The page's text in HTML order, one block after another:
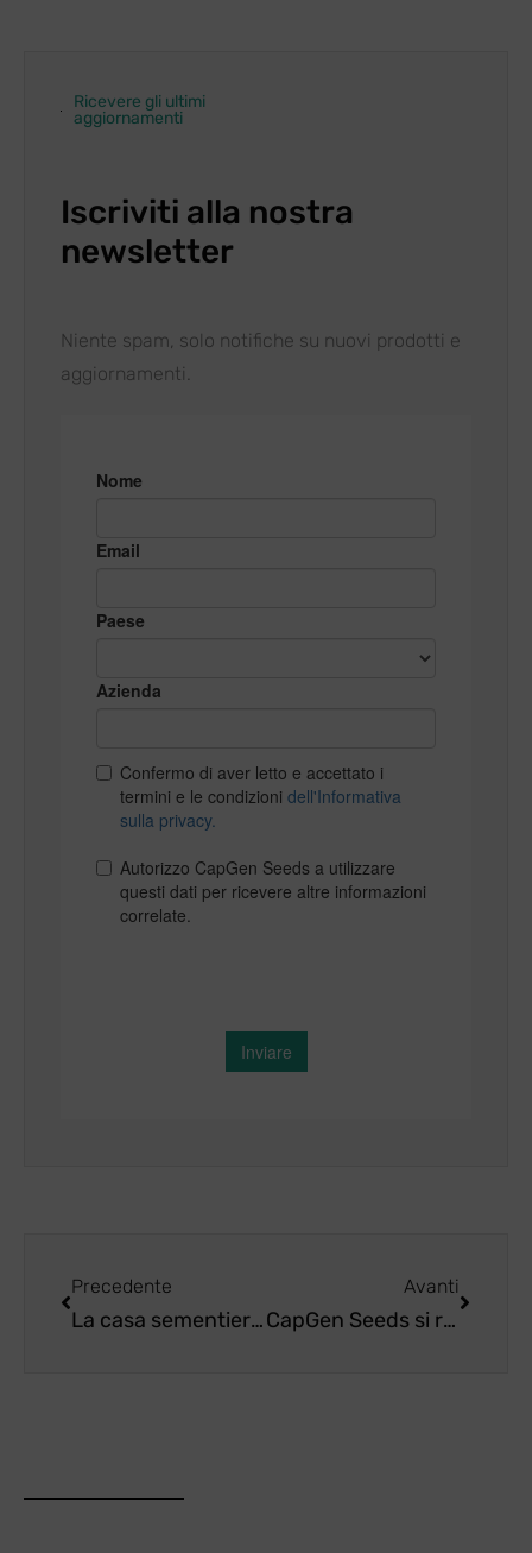
Ricevere gli ultimi
aggiornamenti
Iscriviti alla nostra
newsletter
Niente spam, solo notifiche su nuovi prodotti e
aggiornamenti.
Precedente
La casa sementiera CapGen Seeds si ristrutturare per capitalizzare la forte crescita
Avanti
CapGen Seeds si ripete con grande successo alla fiera Expo AgroAlimentaria Guanajuato